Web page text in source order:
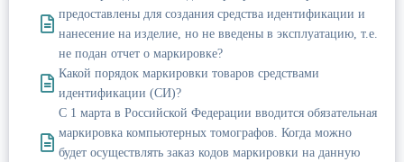
предоставлены для создания средства идентификации и
нанесение на изделие, но не введены в эксплуатацию, т.е.
не подан отчет о маркировке?
Какой порядок маркировки товаров средствами
идентификации (СИ)?
С 1 марта в Российской Федерации вводится обязательная
маркировка компьютерных томографов. Когда можно
будет осуществлять заказ кодов маркировки на данную